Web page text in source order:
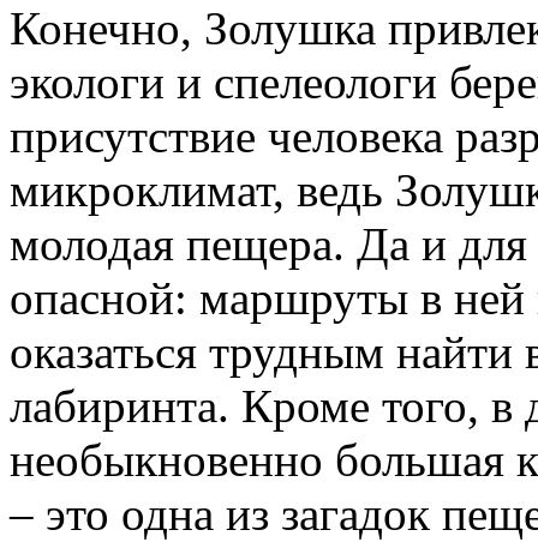
Конечно, Золушка
экологи и спелеологи
присутствие человека
микроклимат, ведь
молодая пещера. Да и
опасной: маршруты в
оказаться трудным найти
лабиринта. Кроме того, в
необыкновенно большая
– это одна из загадок